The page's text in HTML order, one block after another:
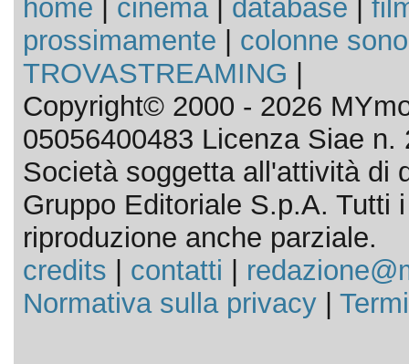
home cinema| database
prossimamente
colonne
TROVASTREAMING
Copyright© 2000 - 2026
05056400483 Licenza Siae n.
Società soggetta all'attività di
Gruppo Editoriale S.p.A. Tutti
riproduzione anche parziale.
credits
contatti
Normativa sulla privacy|